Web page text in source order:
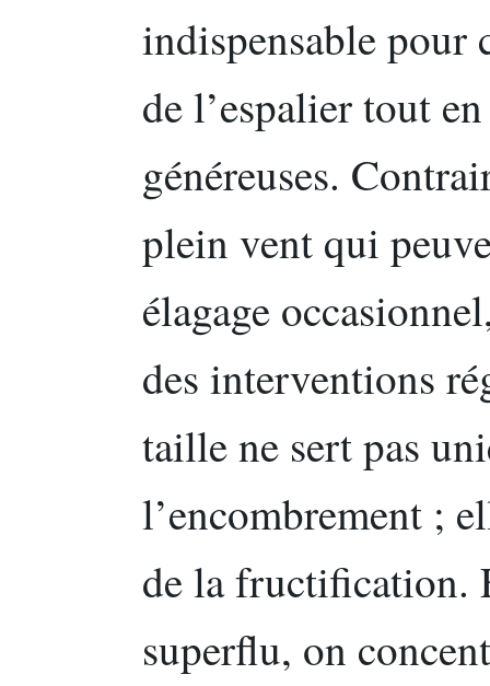
indispensable pour
de l’espalier tout
généreuses.
plein vent qui
élagage
des interventions
taille ne sert pas
l’encombrement ;
de la fructification.
superflu, on